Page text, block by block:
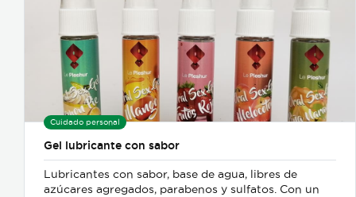
Cuidado personal
Gel lubricante con sabor
Lubricantes con sabor, base de agua, libres de
azúcares agregados, parabenos y sulfatos. Con un